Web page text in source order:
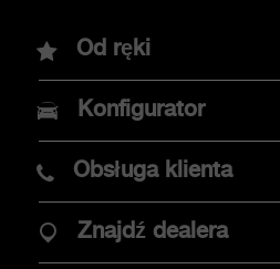
Modele
Nowy Abarth 600e
Abarth 500e
OPCJE ZAKUPU
Od ręki
Konfigurator
Obsługa klienta
Znajdź dealera